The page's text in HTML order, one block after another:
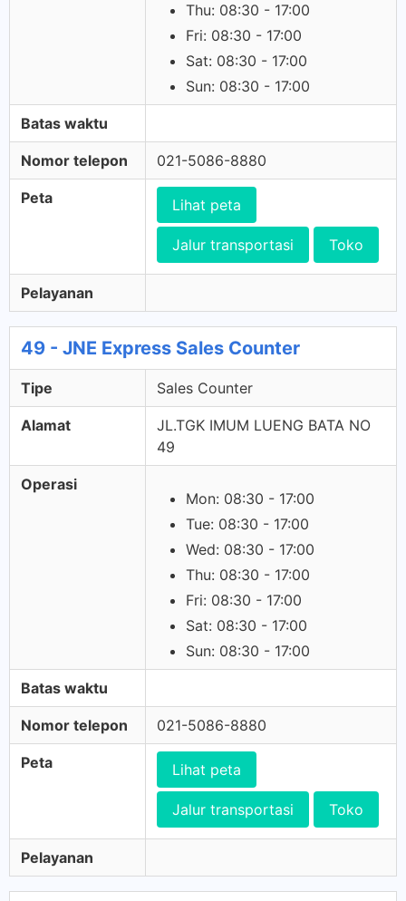
Thu: 08:30 - 17:00
Fri: 08:30 - 17:00
Sat: 08:30 - 17:00
Sun: 08:30 - 17:00
Batas waktu
Nomor telepon 021-5086-8880
Peta Lihat peta
Jalur transportasi Toko
Pelayanan
49 - JNE Express Sales Counter
Tipe Sales Counter
Alamat
JL.TGK IMUM LUENG BATA NO
49
Operasi
Mon: 08:30 - 17:00
Tue: 08:30 - 17:00
Wed: 08:30 - 17:00
Thu: 08:30 - 17:00
Fri: 08:30 - 17:00
Sat: 08:30 - 17:00
Sun: 08:30 - 17:00
Batas waktu
Nomor telepon 021-5086-8880
Peta Lihat peta
Jalur transportasi Toko
Pelayanan